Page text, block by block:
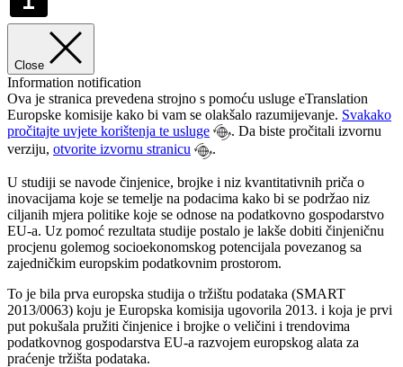
Close
Information notification
Ova je stranica prevedena strojno s pomoću usluge eTranslation
Europske komisije kako bi vam se olakšalo razumijevanje. Svakako
pročitajte uvjete korištenja te usluge
. Da biste pročitali izvornu
verziju, otvorite izvornu stranicu .
U studiji se navode činjenice, brojke i niz kvantitativnih priča o
inovacijama koje se temelje na podacima kako bi se podržao niz
ciljanih mjera politike koje se odnose na podatkovno gospodarstvo
EU-a. Uz pomoć rezultata studije postalo je lakše dobiti činjeničnu
procjenu golemog socioekonomskog potencijala povezanog sa
zajedničkim europskim podatkovnim prostorom.
To je bila prva europska studija o tržištu podataka (SMART
2013/0063) koju je Europska komisija ugovorila 2013. i koja je prvi
put pokušala pružiti činjenice i brojke o veličini i trendovima
podatkovnog gospodarstva EU-a razvojem europskog alata za
praćenje tržišta podataka.